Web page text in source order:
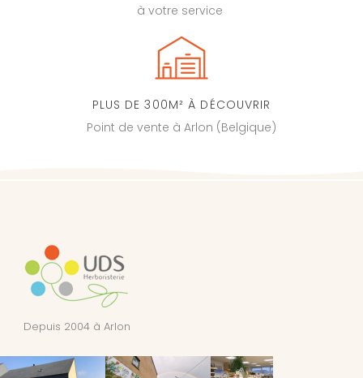
à votre service
PLUS DE 300M² À DÉCOUVRIR
Point de vente à Arlon (Belgique)
Depuis 2004 à Arlon